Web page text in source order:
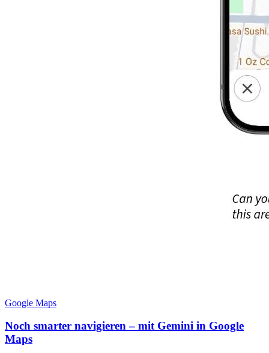
Google Maps
Noch smarter navigieren – mit Gemini in Google
Maps